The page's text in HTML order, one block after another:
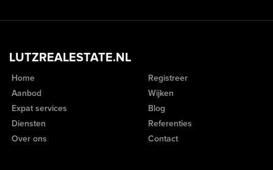
LUTZREALESTATE.NL
Home
Aanbod
Expat services
Diensten
Over ons
Registreer
Wijken
Blog
Referenties
Contact